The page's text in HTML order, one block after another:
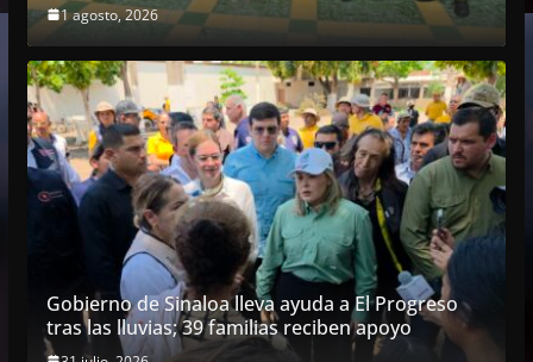
1 agosto, 2026
Gobierno de Sinaloa lleva ayuda a El Progreso
tras las lluvias; 39 familias reciben apoyo